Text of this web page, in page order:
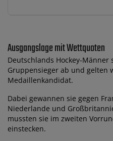
Ausgangslage mit Wettquoten
Deutschlands Hockey-Männer
Gruppensieger ab und gelten
Medaillenkandidat.
Dabei gewannen sie gegen
Niederlande und
mussten sie im zweiten
einstecken.